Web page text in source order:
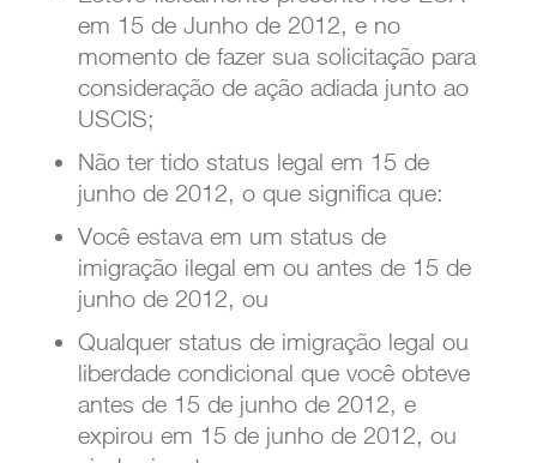
em 15 de Junho de 2012, e no
momento de fazer sua solicitação para
consideração de ação adiada junto ao
USCIS;
Não ter tido status legal em 15 de
junho de 2012, o que significa que:
Você estava em um status de
imigração ilegal em ou antes de 15 de
junho de 2012, ou
Qualquer status de imigração legal ou
liberdade condicional que você obteve
antes de 15 de junho de 2012, e
expirou em 15 de junho de 2012, ou